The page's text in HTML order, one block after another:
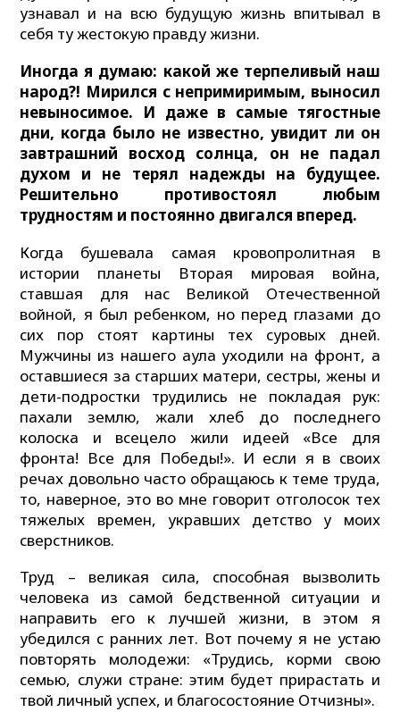
узнавал и на всю будущую жизнь впитывал в
себя ту жестокую правду жизни.
Иногда я думаю: какой же терпеливый наш
народ?! Мирился с непримиримым, выносил
невыносимое. И даже в самые тягостные
дни, когда было не известно, увидит ли он
завтрашний восход солнца, он не падал
духом и не терял надежды на будущее.
Решительно противостоял любым
трудностям и постоянно двигался вперед.
Когда бушевала самая кровопролитная в
истории планеты Вторая мировая война,
ставшая для нас Великой Отечественной
войной, я был ребенком, но перед глазами до
сих пор стоят картины тех суровых дней.
Мужчины из нашего аула уходили на фронт, а
оставшиеся за старших матери, сестры, жены и
дети-подростки трудились не покладая рук:
пахали землю, жали хлеб до последнего
колоска и всецело жили идеей «Все для
фронта! Все для Победы!». И если я в своих
речах довольно часто обращаюсь к теме труда,
то, наверное, это во мне говорит отголосок тех
тяжелых времен, укравших детство у моих
сверстников.
Труд – великая сила, способная вызволить
человека из самой бедственной ситуации и
направить его к лучшей жизни, в этом я
убедился с ранних лет. Вот почему я не устаю
повторять молодежи: «Трудись, корми свою
семью, служи стране: этим будет прирастать и
твой личный успех, и благосостояние Отчизны».